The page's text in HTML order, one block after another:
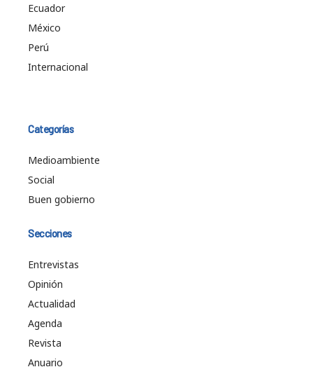
Ecuador
México
Perú
Internacional
Categorías
Medioambiente
Social
Buen gobierno
Secciones
Entrevistas
Opinión
Actualidad
Agenda
Revista
Anuario